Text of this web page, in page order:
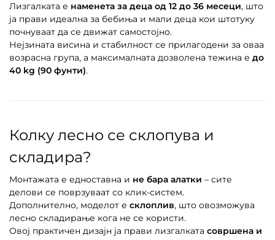
Лизгалката е наменета за деца од 12 до 36 месеци, што
ја прави идеална за бебиња и мали деца кои штотуку
почнуваат да се движат самостојно.
Нејзината висина и стабилност се прилагодени за оваа
возрасна група, а максималната дозволена тежина е до
40 kg (90 фунти).
Колку лесно се склопува и
складира?
Монтажата е едноставна и не бара алатки – сите
делови се поврзуваат со клик-систем.
Дополнително, моделот е склоплив, што овозможува
лесно складирање кога не се користи.
Овој практичен дизајн ја прави лизгалката совршена и